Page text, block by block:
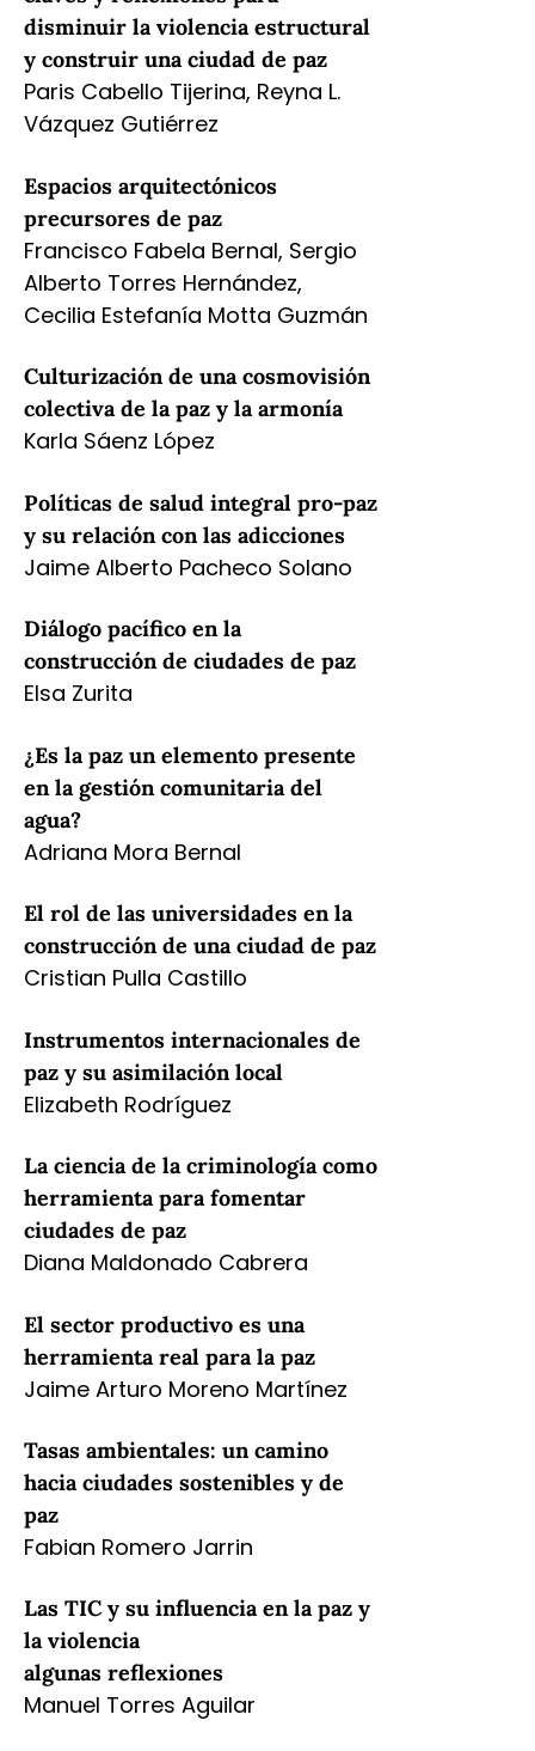
disminuir la violencia estructural
y construir una ciudad de paz
Paris Cabello Tijerina, Reyna L.
Vázquez Gutiérrez
Espacios arquitectónicos
precursores de paz
Francisco Fabela Bernal, Sergio
Alberto Torres Hernández,
Cecilia Estefanía Motta Guzmán
Culturización de una cosmovisión
colectiva de la paz y la armonía
Karla Sáenz López
Políticas de salud integral pro-paz
y su relación con las adicciones
Jaime Alberto Pacheco Solano
Diálogo pacífico en la
construcción de ciudades de paz
Elsa Zurita
¿Es la paz un elemento presente
en la gestión comunitaria del
agua?
Adriana Mora Bernal
El rol de las universidades en la
construcción de una ciudad de paz
Cristian Pulla Castillo
Instrumentos internacionales de
paz y su asimilación local
Elizabeth Rodríguez
La ciencia de la criminología como
herramienta para fomentar
ciudades de paz
Diana Maldonado Cabrera
El sector productivo es una
herramienta real para la paz
Jaime Arturo Moreno Martínez
Tasas ambientales: un camino
hacia ciudades sostenibles y de
paz
Fabian Romero Jarrin
Las TIC y su influencia en la paz y
la violencia
algunas reflexiones
Manuel Torres Aguilar